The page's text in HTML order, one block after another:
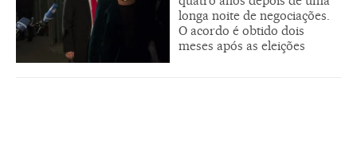
longa noite de negociações.
O acordo é obtido dois
meses após as eleições